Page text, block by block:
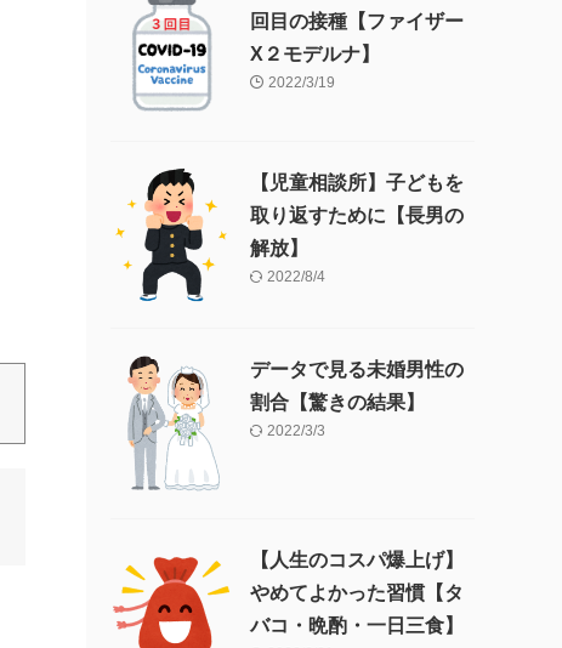
回目の接種【ファイザー
X２モデルナ】
2022/3/19
【児童相談所】子どもを
取り返すために【長男の
解放】
2022/8/4
データで見る未婚男性の
割合【驚きの結果】
2022/3/3
【人生のコスパ爆上げ】
やめてよかった習慣【タ
バコ・晩酌・一日三食】